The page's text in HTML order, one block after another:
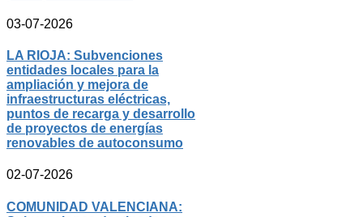
03-07-2026
LA RIOJA: Subvenciones
entidades locales para la
ampliación y mejora de
infraestructuras eléctricas,
puntos de recarga y desarrollo
de proyectos de energías
renovables de autoconsumo
02-07-2026
COMUNIDAD VALENCIANA: